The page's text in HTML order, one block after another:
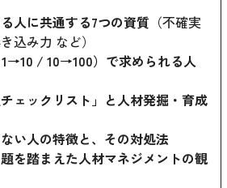
人に共通する7つの資質 （不確実
込み力 など）
/ 10→100）で求められる人
ェックリスト」と人材発掘・育成
い人の特徴と、その対処法
を踏まえた人材マネジメントの観